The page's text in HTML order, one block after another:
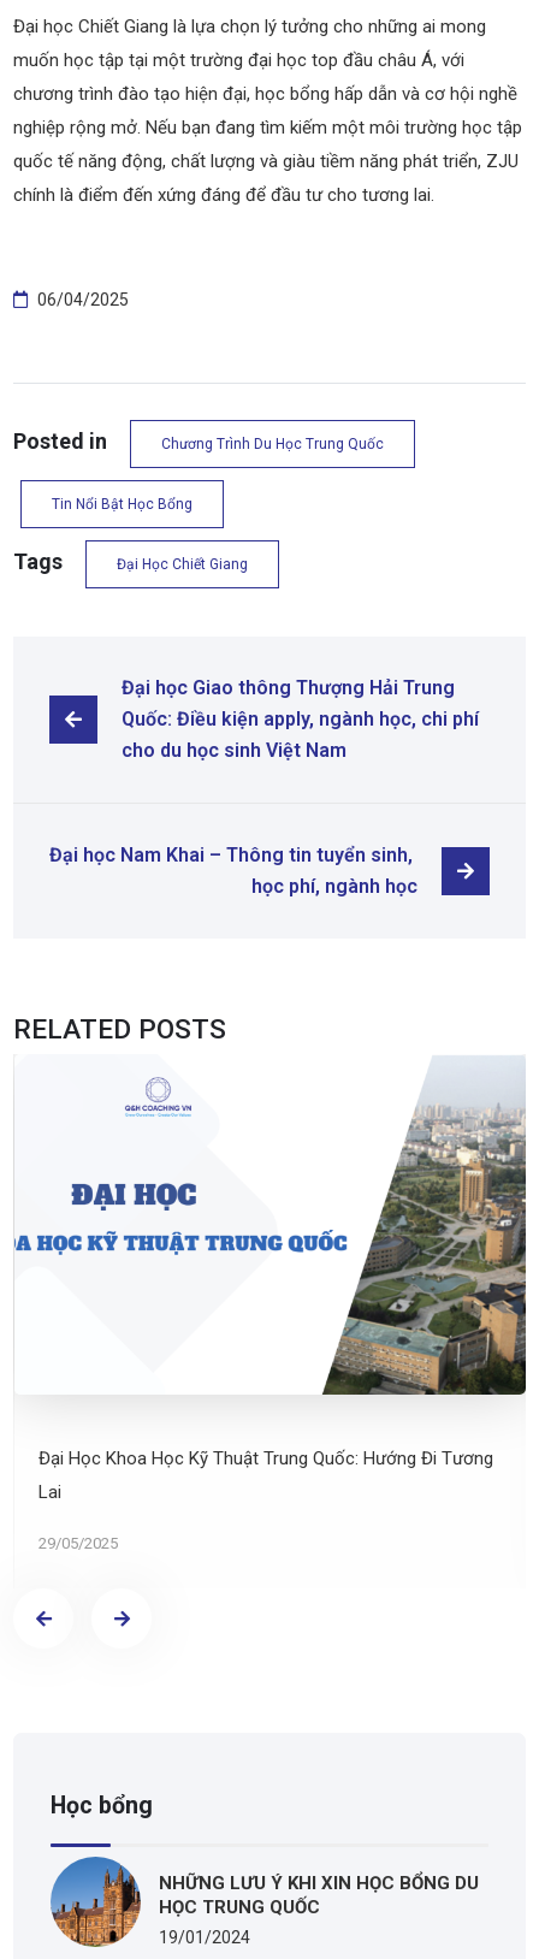
Đại học Chiết Giang là lựa chọn lý tưởng cho những ai mong
muốn học tập tại một trường đại học top đầu châu Á, với
chương trình đào tạo hiện đại, học bổng hấp dẫn và cơ hội nghề
nghiệp rộng mở. Nếu bạn đang tìm kiếm một môi trường học tập
quốc tế năng động, chất lượng và giàu tiềm năng phát triển, ZJU
chính là điểm đến xứng đáng để đầu tư cho tương lai.
06/04/2025
Posted in Chương Trình Du Học Trung Quốc
Tin Nổi Bật Học Bổng
Tags Đại Học Chiết Giang
Đại học Giao thông Thượng Hải Trung
Quốc: Điều kiện apply, ngành học, chi phí
cho du học sinh Việt Nam
Đại học Nam Khai – Thông tin tuyển sinh,
học phí, ngành học
RELATED POSTS
Đại Học Khoa Học Kỹ Thuật Trung Quốc: Hướng Đi Tương
Lai
29/05/2025
Học bổng
NHỮNG LƯU Ý KHI XIN HỌC BỔNG DU
HỌC TRUNG QUỐC
19/01/2024